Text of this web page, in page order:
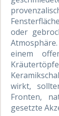
oder
einem
wirkt,
Fronten,
gesetzte